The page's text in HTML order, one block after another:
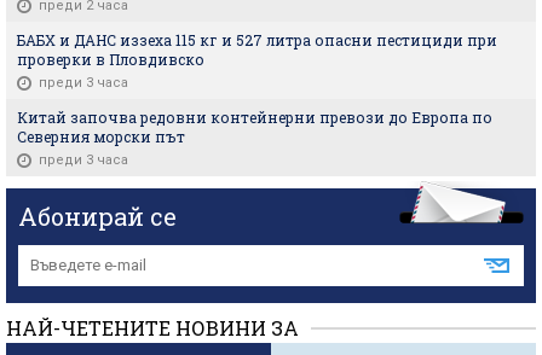
преди 2 часа
БАБХ и ДАНС иззеха 115 кг и 527 литра опасни пестициди при
проверки в Пловдивско
преди 3 часа
Китай започва редовни контейнерни превози до Европа по
Северния морски път
преди 3 часа
Абонирай се
НАЙ-ЧЕТЕНИТЕ НОВИНИ ЗА